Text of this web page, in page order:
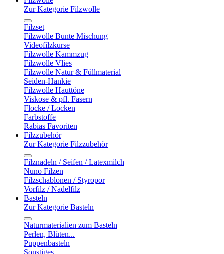
Zur Kategorie Filzwolle
Filzset
Filzwolle Bunte Mischung
Videofilzkurse
Filzwolle Kammzug
Filzwolle Vlies
Filzwolle Natur & Füllmaterial
Seiden-Hankie
Filzwolle Hauttöne
Viskose & pfl. Fasern
Flocke / Locken
Farbstoffe
Rabias Favoriten
Filzzubehör
Zur Kategorie Filzzubehör
Filznadeln / Seifen / Latexmilch
Nuno Filzen
Filzschablonen / Styropor
Vorfilz / Nadelfilz
Basteln
Zur Kategorie Basteln
Naturmaterialien zum Basteln
Perlen, Blüten...
Puppenbasteln